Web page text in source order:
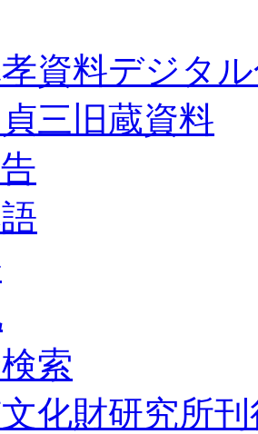
資料デジタ
三旧蔵資料
索
化財研究所